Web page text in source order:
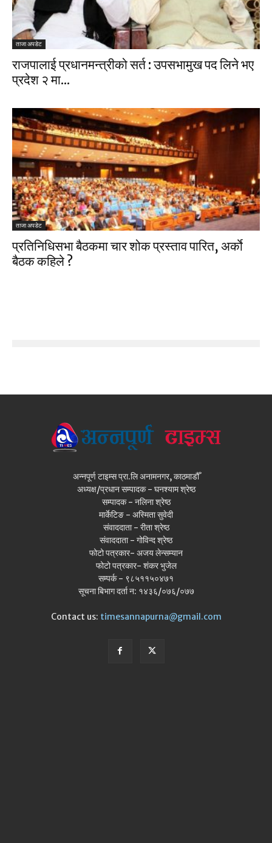
ताजा अपडेट
राजपालाई प्रधानमन्त्रीको सर्त : उपसभामुख पद लिने भए
प्रदेश २ मा...
ताजा अपडेट
प्रतिनिधिसभा बैठकमा चार शोक प्रस्ताव पारित, अर्काे
बैठक कहिले ?
अन्नपूर्ण टाइम्स प्रा.लि अनामनगर, काठमाडौँ
अध्यक्ष/प्रधान सम्पादक - घनश्याम श्रेष्ठ
सम्पादक - नलिना श्रेष्ठ
मार्केटिङ - अस्मिता सुवेदी
संवाददाता - रीता श्रेष्ठ
संवाददाता - गोविन्द श्रेष्ठ
फोटो पत्रकार- अजय लेन्सम्यान
फोटो पत्रकार- शंकर भुजेल
सम्पर्क - ९८५११५०४७१
सूचना बिभाग दर्ता न: १४३६/०७६/०७७
Contact us: timesannapurna@gmail.com